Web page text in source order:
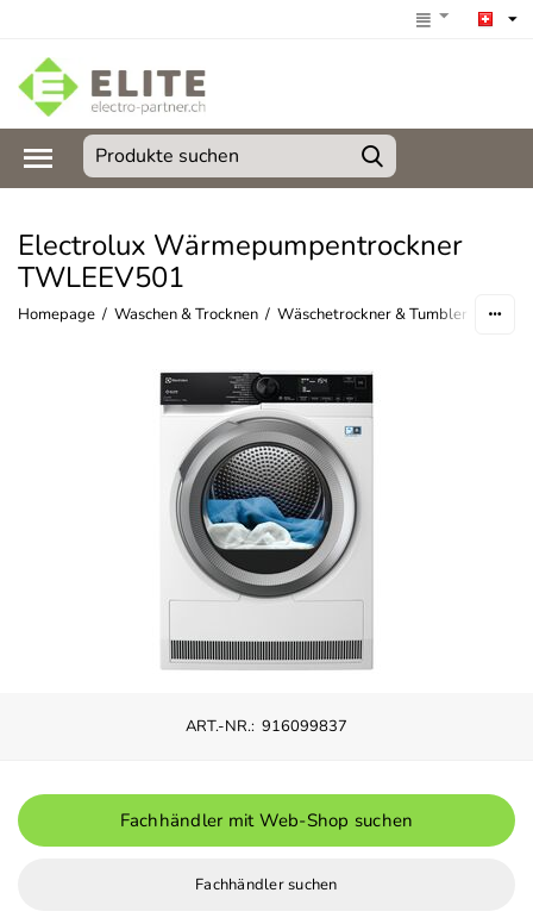
Electrolux Wärmepumpentrockner
TWLEEV501
Homepage / Waschen & Trocknen / Wäschetrockner & Tumbler
ART.-NR.: 916099837
Fachhändler mit Web-Shop suchen
Fachhändler suchen